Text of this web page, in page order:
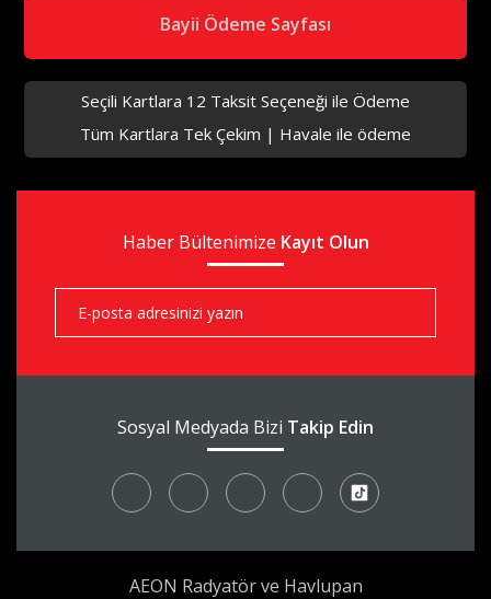
aks
Bayii Ödeme Sayfası
Seçili Kartlara 12 Taksit Seçeneği ile Ödeme
Tüm Kartlara Tek Çekim | Havale ile ödeme
Haber Bültenimize Kayıt Olun
Sosyal Medyada Bizi Takip Edin
AEON Radyatör ve Havlupan